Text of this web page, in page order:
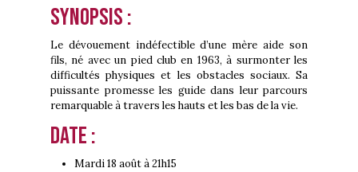
Synopsis :
Le dévouement indéfectible d’une mère aide son
fils, né avec un pied club en 1963, à surmonter les
difficultés physiques et les obstacles sociaux. Sa
puissante promesse les guide dans leur parcours
remarquable à travers les hauts et les bas de la vie.
Date :
Mardi 18 août à 21h15